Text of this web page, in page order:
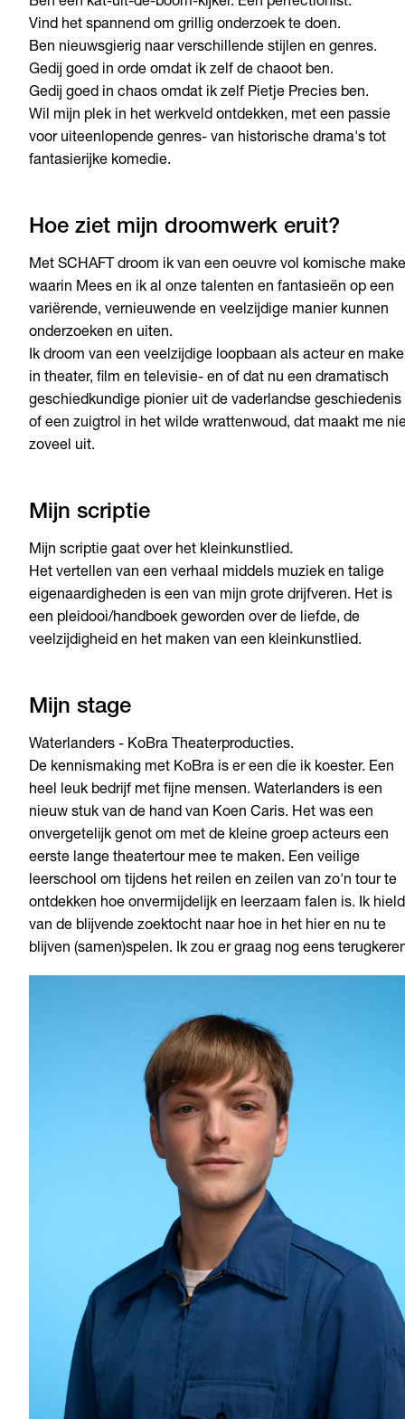
Ben een kat-uit-de-boom-kijker. Een perfectionist.
Vind het spannend om grillig onderzoek te doen.
Ben nieuwsgierig naar verschillende stijlen en genres.
Gedij goed in orde omdat ik zelf de chaoot ben.
Gedij goed in chaos omdat ik zelf Pietje Precies ben.
Wil mijn plek in het werkveld ontdekken, met een passie
voor uiteenlopende genres- van historische drama's tot
fantasierijke komedie.
Hoe ziet mijn droomwerk eruit?
Met SCHAFT droom ik van een oeuvre vol komische
waarin Mees en ik al onze talenten en fantasieën op een
variërende, vernieuwende en veelzijdige manier kunnen
onderzoeken en uiten.
Ik droom van een veelzijdige loopbaan als acteur en
in theater, film en televisie- en of dat nu een dramatisch
geschiedkundige pionier uit de vaderlandse geschiedenis
of een zuigtrol in het wilde wrattenwoud, dat maakt me
zoveel uit.
Mijn scriptie
Mijn scriptie gaat over het kleinkunstlied.
Het vertellen van een verhaal middels muziek en talige
eigenaardigheden is een van mijn grote drijfveren. Het is
een pleidooi/handboek geworden over de liefde, de
veelzijdigheid en het maken van een kleinkunstlied.
Mijn stage
Waterlanders - KoBra Theaterproducties.
De kennismaking met KoBra is er een die ik koester. Een
heel leuk bedrijf met fijne mensen. Waterlanders is een
nieuw stuk van de hand van Koen Caris. Het was een
onvergetelijk genot om met de kleine groep acteurs een
eerste lange theatertour mee te maken. Een veilige
leerschool om tijdens het reilen en zeilen van zo'n tour te
ontdekken hoe onvermijdelijk en leerzaam falen is. Ik hield
van de blijvende zoektocht naar hoe in het hier en nu te
blijven (samen)spelen. Ik zou er graag nog eens